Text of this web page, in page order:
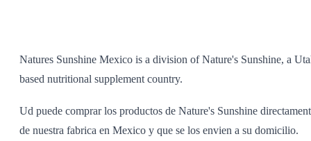
Natures Sunshine Mexico is a division of Nature's Sunshine, a
based nutritional supplement country.
Ud puede comprar los productos de Nature's Sunshine
de nuestra fabrica en Mexico y que se los envien a su domicilio.